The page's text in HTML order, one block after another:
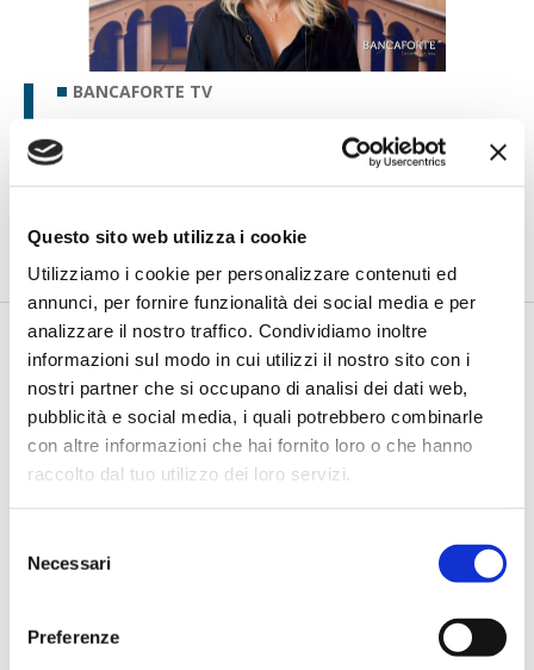
Questo sito web utilizza i cookie
Utilizziamo i cookie per personalizzare contenuti ed
annunci, per fornire funzionalità dei social media e per
analizzare il nostro traffico. Condividiamo inoltre
informazioni sul modo in cui utilizzi il nostro sito con i
nostri partner che si occupano di analisi dei dati web,
pubblicità e social media, i quali potrebbero combinarle
con altre informazioni che hai fornito loro o che hanno
raccolto dal tuo utilizzo dei loro servizi.
delNecessari
Preferenze
BANCAFORTE TV
Salvatori (Mediobanca): “Il
linguaggio può abbattere barriere e
relativamente semplice. Più difficile è cambiare le abitudini, l...
Petrella (BPER Banca): “La GenAI
lavoro degli analisti”